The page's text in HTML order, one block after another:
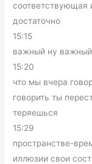
соответствующая
достаточно
15:15
важный ну важный
15:20
что мы вчера
говорить ты
теряешься
15:29
пространстве-
иллюзии свои